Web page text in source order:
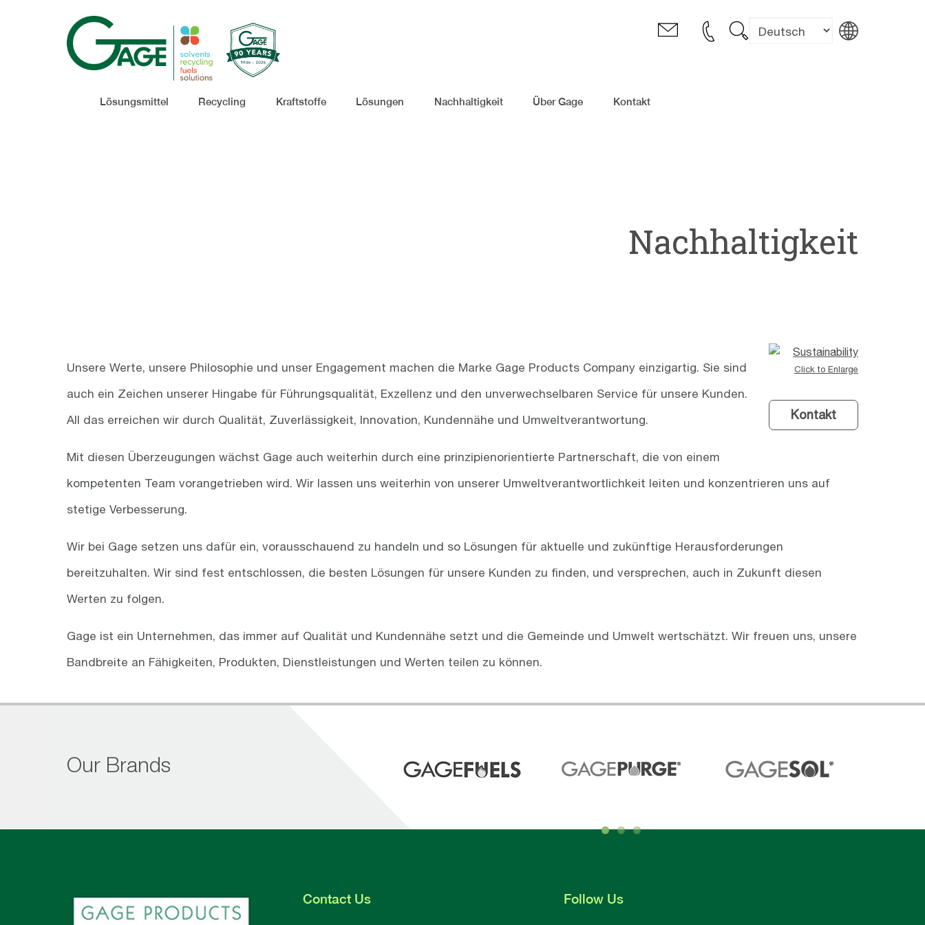
Lösungsmittel Recycling Kraftstoffe Lösungen Nachhaltigkeit Über Gage Kontakt
Nachhaltigkeit
Click to Enlarge
Kontakt
Unsere Werte, unsere Philosophie und unser Engagement machen die Marke Gage Products Company einzigartig. Sie sind
auch ein Zeichen unserer Hingabe für Führungsqualität, Exzellenz und den unverwechselbaren Service für unsere Kunden.
All das erreichen wir durch Qualität, Zuverlässigkeit, Innovation, Kundennähe und Umweltverantwortung.
Mit diesen Überzeugungen wächst Gage auch weiterhin durch eine prinzipienorientierte Partnerschaft, die von einem
kompetenten Team vorangetrieben wird. Wir lassen uns weiterhin von unserer Umweltverantwortlichkeit leiten und konzentrieren uns auf
stetige Verbesserung.
Wir bei Gage setzen uns dafür ein, vorausschauend zu handeln und so Lösungen für aktuelle und zukünftige Herausforderungen
bereitzuhalten. Wir sind fest entschlossen, die besten Lösungen für unsere Kunden zu finden, und versprechen, auch in Zukunft diesen
Werten zu folgen.
Gage ist ein Unternehmen, das immer auf Qualität und Kundennähe setzt und die Gemeinde und Umwelt wertschätzt. Wir freuen uns, unsere
Bandbreite an Fähigkeiten, Produkten, Dienstleistungen und Werten teilen zu können.
Our Brands
Contact Us Follow Us